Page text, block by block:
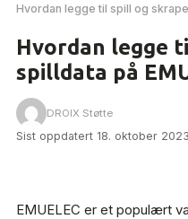
Hvordan legge til spill og skrape
Hvordan legge
spilldata på
DROIX Støtte
Sist oppdatert 18. oktober
EMUELEC er et populært